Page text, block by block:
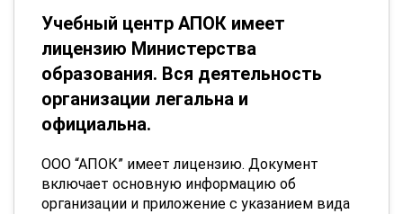
Учебный центр АПОК имеет
лицензию Министерства
образования. Вся деятельность
организации легальна и
официальна.
ООО “АПОК” имеет лицензию. Документ
включает основную информацию об
организации и приложение с указанием вида